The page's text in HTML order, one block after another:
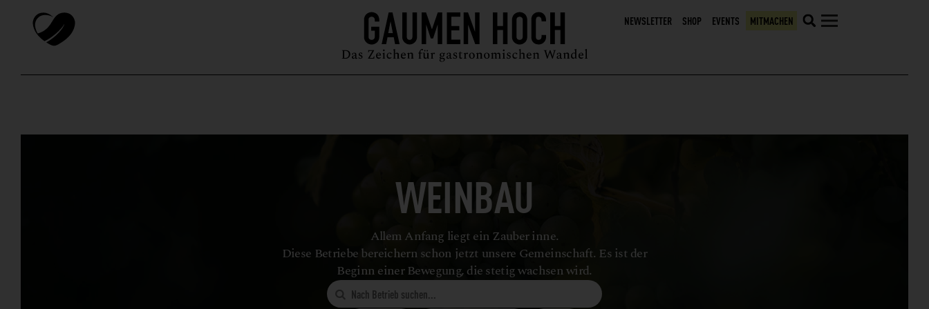
NEWSLETTER SHOP EVENTS MITMACHEN
MAGAZIN GUIDE PODCAST ÜBER UNS SYMPOSIUM
WEINBAU
Allem Anfang liegt ein Zauber inne.
Diese Betriebe bereichern schon jetzt unsere Gemeinschaft. Es ist der
Beginn einer Bewegung, die stetig wachsen wird.
